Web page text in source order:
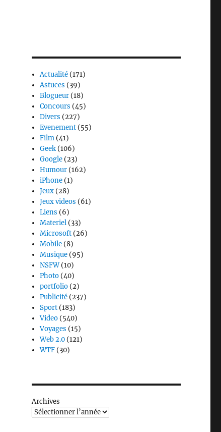
Actualité (171)
Astuces (39)
Blogueur (18)
Concours (45)
Divers (227)
Evenement (55)
Film (41)
Geek (106)
Google (23)
Humour (162)
iPhone (1)
Jeux (28)
Jeux videos (61)
Liens (6)
Materiel (33)
Microsoft (26)
Mobile (8)
Musique (95)
NSFW(10)
Photo (40)
portfolio (2)
Publicité (237)
Sport (183)
Video (540)
Voyages (15)
Web 2.0 (121)
WTF (30)
Archives